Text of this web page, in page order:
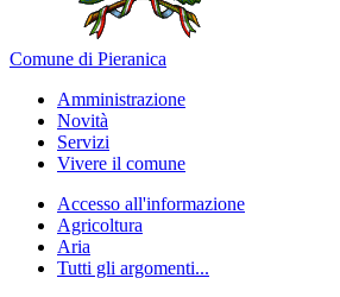
Comune di Pieranica
Amministrazione
Novità
Servizi
Vivere il comune
Accesso all'informazione
Agricoltura
Aria
Tutti gli argomenti...